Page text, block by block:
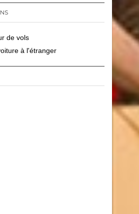
de vols
à l'étranger